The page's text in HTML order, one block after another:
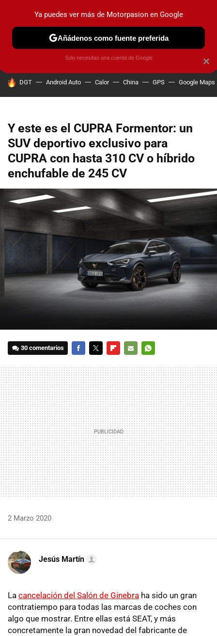
PRUEBAS COCHES ELÉCTRICOS OBSERVATORIO
HOY SE HABLA DE
DGT Android Auto Calor China GPS Google Maps
Y este es el CUPRA Formentor: un
SUV deportivo exclusivo para
CUPRA con hasta 310 CV o híbrido
enchufable de 245 CV
30 comentarios
MAIL
2 Marzo 2020
Jesús Martín
La cancelación del Salón de Ginebra ha sido un gran
contratiempo para todas las marcas de coches con
algo que mostrar. Entre ellas está SEAT, y más
concretamente la gran novedad del fabricante de
×
Ya puedes ver más de Motorpasion en Google
Añádenos como fuente preferida
Solo necesitas una cuenta de Google